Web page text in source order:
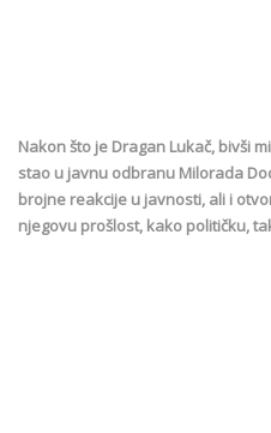
Nakon što je Dragan Lukač, bivši
stao u javnu odbranu Milorada
brojne reakcije u javnosti, ali i
njegovu prošlost, kako političku,